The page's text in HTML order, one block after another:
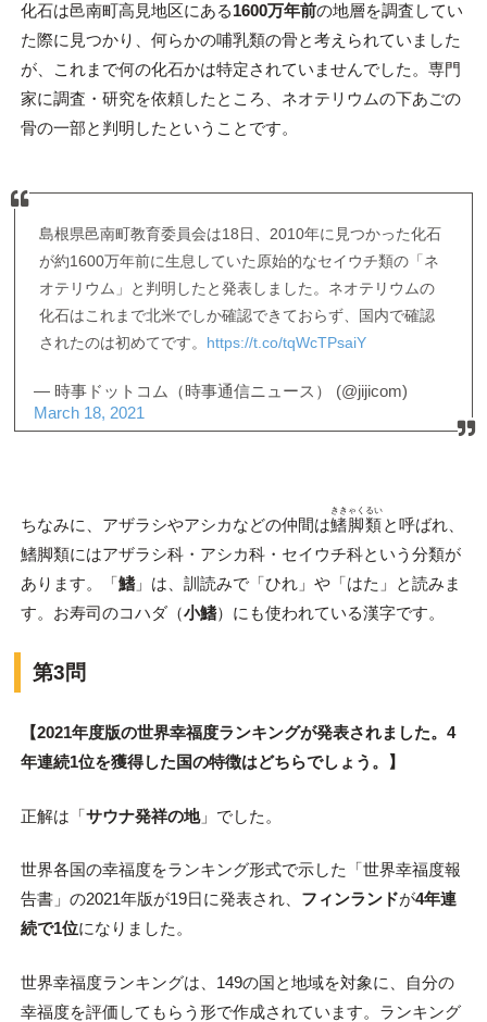
化石は邑南町高見地区にある1600万年前の地層を調査してい
た際に見つかり、何らかの哺乳類の骨と考えられていました
が、これまで何の化石かは特定されていませんでした。専門
家に調査・研究を依頼したところ、ネオテリウムの下あごの
骨の一部と判明したということです。
島根県邑南町教育委員会は18日、2010年に見つかった化石
が約1600万年前に生息していた原始的なセイウチ類の「ネ
オテリウム」と判明したと発表しました。ネオテリウムの
化石はこれまで北米でしか確認できておらず、国内で確認
されたのは初めてです。 https://t.co/tqWcTPsaiY
— 時事ドットコム（時事通信ニュース） (@jijicom)
March 18, 2021
ちなみに、アザラシやアシカなどの仲間は鰭脚類
ききゃくるい
と呼ばれ、
鰭脚類にはアザラシ科・アシカ科・セイウチ科という分類が
あります。「 鰭」は、訓読みで「ひれ」や「はた」と読みま
す。お寿司のコハダ（小鰭）にも使われている漢字です。
第3問
【2021年度版の世界幸福度ランキングが発表されました。4
年連続1位を獲得した国の特徴はどちらでしょう。】
正解は「サウナ発祥の地」でした。
世界各国の幸福度をランキング形式で示した「世界幸福度報
告書」の2021年版が19日に発表され、 フィンランドが4年連
続で1位になりました。
世界幸福度ランキングは、149の国と地域を対象に、自分の
幸福度を評価してもらう形で作成されています。ランキング